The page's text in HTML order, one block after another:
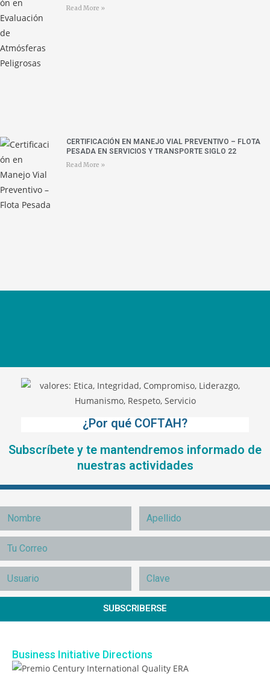
Read More »
CERTIFICACIÓN EN MANEJO VIAL PREVENTIVO – FLOTA
PESADA EN SERVICIOS Y TRANSPORTE SIGLO 22
Read More »
¿Por qué COFTAH?
Subscríbete y te mantendremos informado de
nuestras actividades
SUBSCRIBERSE
Business Initiative Directions